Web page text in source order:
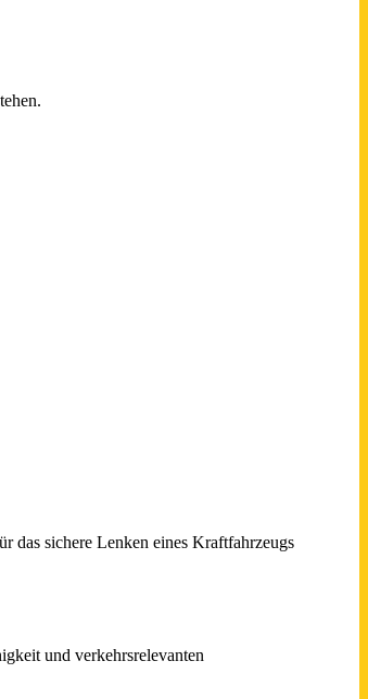
das sichere Lenken eines Kraftfahrzeugs
und verkehrsrelevanten